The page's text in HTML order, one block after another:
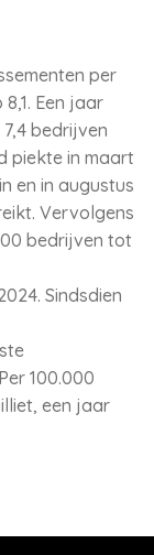
per
Een jaar
bedrijven
piekte in maart
en in augustus
Vervolgens
bedrijven tot
Sindsdien
100.000
een jaar